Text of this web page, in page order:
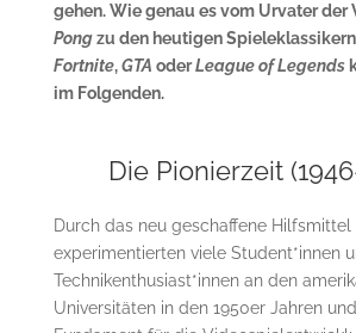
gehen. Wie genau es vom Urvater der
Pongzu den heutigen
Fortnite,GTA oderLeague of Legends
im Folgenden.
Die Pionierzeit
Durch das neu geschaffene
experimentierten viele Student*innen
Technikenthusiast*innen an den
Universitäten in den 1950er Jahren